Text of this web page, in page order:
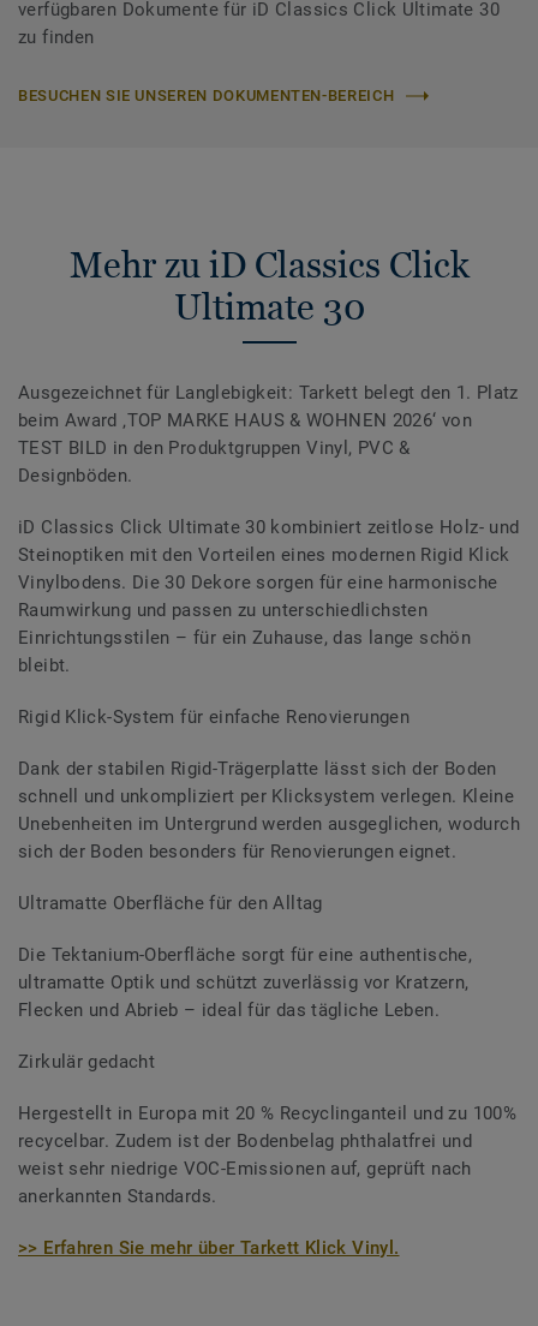
verfügbaren Dokumente für iD Classics Click Ultimate 30
zu finden
BESUCHEN SIE UNSEREN DOKUMENTEN-BEREICH
Mehr zu iD Classics Click
Ultimate 30
Ausgezeichnet für Langlebigkeit: Tarkett belegt den 1. Platz
beim Award ‚TOP MARKE HAUS & WOHNEN 2026‘ von
TEST BILD in den Produktgruppen Vinyl, PVC &
Designböden.
iD Classics Click Ultimate 30 kombiniert zeitlose Holz- und
Steinoptiken mit den Vorteilen eines modernen Rigid Klick
Vinylbodens. Die 30 Dekore sorgen für eine harmonische
Raumwirkung und passen zu unterschiedlichsten
Einrichtungsstilen – für ein Zuhause, das lange schön
bleibt.
Rigid Klick-System für einfache Renovierungen
Dank der stabilen Rigid-Trägerplatte lässt sich der Boden
schnell und unkompliziert per Klicksystem verlegen. Kleine
Unebenheiten im Untergrund werden ausgeglichen, wodurch
sich der Boden besonders für Renovierungen eignet.
Ultramatte Oberfläche für den Alltag
Die Tektanium-Oberfläche sorgt für eine authentische,
ultramatte Optik und schützt zuverlässig vor Kratzern,
Flecken und Abrieb – ideal für das tägliche Leben.
Zirkulär gedacht
Hergestellt in Europa mit 20 % Recyclinganteil und zu 100%
recycelbar. Zudem ist der Bodenbelag phthalatfrei und
weist sehr niedrige VOC-Emissionen auf, geprüft nach
anerkannten Standards.
>> Erfahren Sie mehr über Tarkett Klick Vinyl.